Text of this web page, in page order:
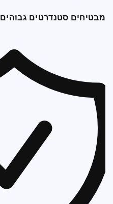
מבטיחים סטנדרטים גבוהים